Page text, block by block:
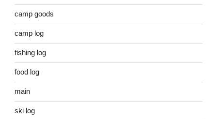
camp goods
camp log
fishing log
food log
main
ski log